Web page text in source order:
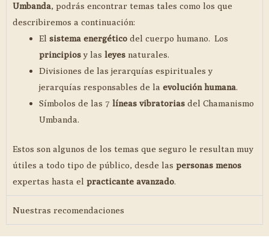
Umbanda, podrás encontrar temas tales como los que
describiremos a continuación:
El sistema energéticodel cuerpo humano. Los
principiosy las leyesnaturales.
Divisiones de las jerarquías espirituales y
jerarquías responsables de la evolución humana.
Símbolos de las 7 líneas vibratoriasdel Chamanismo
Umbanda.
Estos son algunos de los temas que seguro le resultan muy
útiles a todo tipo de público, desde las personas menos
expertas hasta el practicante avanzado.
Nuestras recomendaciones